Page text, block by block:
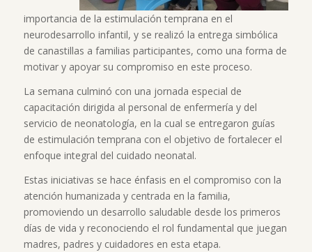
importancia de la estimulación temprana en el
neurodesarrollo infantil, y se realizó la entrega simbólica
de canastillas a familias participantes, como una forma de
motivar y apoyar su compromiso en este proceso.
La semana culminó con una jornada especial de
capacitación dirigida al personal de enfermería y del
servicio de neonatología, en la cual se entregaron guías
de estimulación temprana con el objetivo de fortalecer el
enfoque integral del cuidado neonatal.
Estas iniciativas se hace énfasis en el compromiso con la
atención humanizada y centrada en la familia,
promoviendo un desarrollo saludable desde los primeros
días de vida y reconociendo el rol fundamental que juegan
madres, padres y cuidadores en esta etapa.